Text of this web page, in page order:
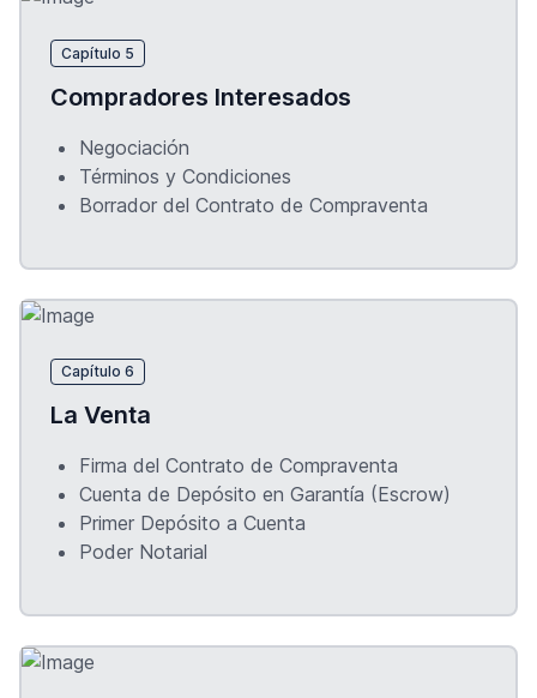
Capítulo 5
Compradores Interesados
Negociación
Términos y Condiciones
Borrador del Contrato de Compraventa
Capítulo 6
La Venta
Firma del Contrato de Compraventa
Cuenta de Depósito en Garantía (Escrow)
Primer Depósito a Cuenta
Poder Notarial